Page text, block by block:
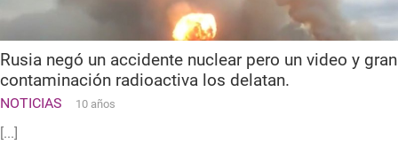
Rusia negó un accidente nuclear pero un video y gran
contaminación radioactiva los delatan.
NOTICIAS 10 años
[...]